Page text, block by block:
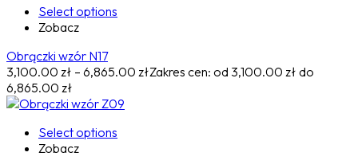
Select options
Zobacz
Obrączki wzór N17
3,100.00 zł – 6,865.00 złZakres cen: od 3,100.00 zł do
6,865.00 zł
Select options
Zobacz